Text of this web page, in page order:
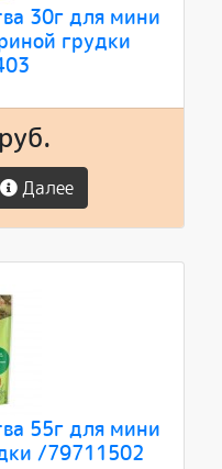
30г для мини
грудки
Далее
55г для мини
/79711502